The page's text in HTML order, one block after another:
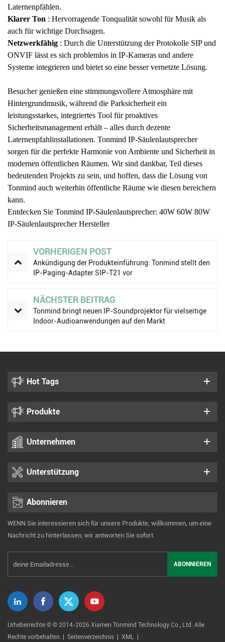
Laternenpfählen.
Klarer Ton : Hervorragende Tonqualität sowohl für Musik als
auch für wichtige Durchsagen.
Netzwerkfähig : Durch die Unterstützung der Protokolle SIP und
ONVIF lässt es sich problemlos in IP-Kameras und andere
Systeme integrieren und bietet so eine besser vernetzte Lösung.
Besucher genießen eine stimmungsvollere Atmosphäre mit
Hintergrundmusik, während die Parksicherheit ein
leistungsstarkes, integriertes Tool für proaktives
Sicherheitsmanagement erhält – alles durch dezente
Laternenpfahlinstallationen. Tonmind IP-Säulenlautsprecher
sorgen für die perfekte Harmonie von Ambiente und Sicherheit in
modernen öffentlichen Räumen. Wir sind dankbar, Teil dieses
bedeutenden Projekts zu sein, und hoffen, dass die Lösung von
Tonmind auch weiterhin öffentliche Räume wie diesen bereichern
kann.
Entdecken Sie Tonmind IP-Säulenlautsprecher: 40W 60W 80W
IP-Säulenlautsprecher Hersteller
VORHERIGEN POST
Ankündigung der Produkteinführung: Tonmind stellt den
IP-Paging-Adapter SIP-T21 vor
NÄCHSTER BEITRAG
Tonmind bringt neuen IP-Soundprojektor für vielseitige
Indoor-Audioanwendungen auf den Markt
Hot Tags
Produkte
Unternehmen
Unterstützung
Abonnieren
WENN Sie interessieren sich für unsere Produkte, willkommen, um eine
Nachricht zu hinterlassen, wir antworten Sie sofort.
Urheberrechte © © 2014-2026 Xiamen Tonmind Technology Co., Ltd. Alle
Rechte vorbehalten. |
Seitenverzeichnis XML